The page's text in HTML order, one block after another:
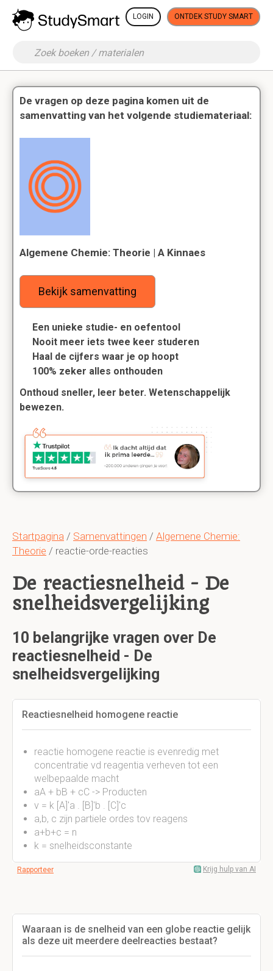
LOGIN ONTDEK STUDY SMART
Startpagina / Samenvattingen / Algemene Chemie:
Theorie / reactie-orde-reacties
De reactiesnelheid - De
snelheidsvergelijking
10 belangrijke vragen over De
reactiesnelheid - De
snelheidsvergelijking
Reactiesnelheid homogene reactie
reactie homogene reactie is evenredig met
concentratie vd reagentia verheven tot een
welbepaalde macht
aA + bB + cC -> Producten
v = k [A]'a . [B]'b . [C]'c
a,b, c zijn partiele ordes tov reagens
a+b+c = n
k = snelheidsconstante
Rapporteer Krijg hulp van AI
Waaraan is de snelheid van een globe reactie gelijk
als deze uit meerdere deelreacties bestaat?
De vragen op deze pagina komen uit de
samenvatting van het volgende studiemateriaal:
Algemene Chemie: Theorie | A Kinnaes
Bekijk samenvatting
Een unieke studie- en oefentool
Nooit meer iets twee keer studeren
Haal de cijfers waar je op hoopt
100% zeker alles onthouden
Onthoud sneller, leer beter. Wetenschappelijk
bewezen.